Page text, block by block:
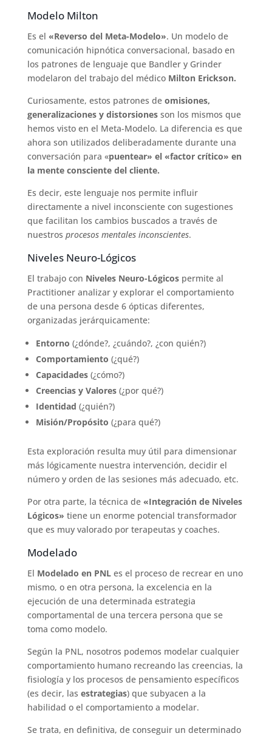
Modelo Milton
Es el «Reverso del Meta-Modelo». Un modelo de
comunicación hipnótica conversacional, basado en
los patrones de lenguaje que Bandler y Grinder
modelaron del trabajo del médico Milton Erickson.
Curiosamente, estos patrones de omisiones,
generalizaciones y distorsionesson los mismos que
hemos visto en el Meta-Modelo. La diferencia es que
ahora son utilizados deliberadamente durante una
conversación para «puentear» el «factor crítico» en
la mente consciente del cliente.
Es decir, este lenguaje nos permite influir
directamente a nivel inconsciente con sugestiones
que facilitan los cambios buscados a través de
nuestros procesos mentales inconscientes.
Niveles Neuro-Lógicos
El trabajo con Niveles Neuro-Lógicospermite al
Practitioner analizar y explorar el comportamiento
de una persona desde 6 ópticas diferentes,
organizadas jerárquicamente:
Entorno (¿dónde?, ¿cuándo?, ¿con quién?)
Comportamiento (¿qué?)
Capacidades (¿cómo?)
Creencias y Valores(¿por qué?)
Identidad (¿quién?)
Misión/Propósito (¿para qué?)
Esta exploración resulta muy útil para dimensionar
más lógicamente nuestra intervención, decidir el
número y orden de las sesiones más adecuado, etc.
Por otra parte, la técnica de «Integración de Niveles
Lógicos» tiene un enorme potencial transformador
que es muy valorado por terapeutas y coaches.
Modelado
El Modelado en PNLes el proceso de recrear en uno
mismo, o en otra persona, la excelencia en la
ejecución de una determinada estrategia
comportamental de una tercera persona que se
toma como modelo.
Según la PNL, nosotros podemos modelar cualquier
comportamiento humano recreando las creencias, la
fisiología y los procesos de pensamiento específicos
(es decir, las estrategias) que subyacen a la
habilidad o el comportamiento a modelar.
Se trata, en definitiva, de conseguir un determinado